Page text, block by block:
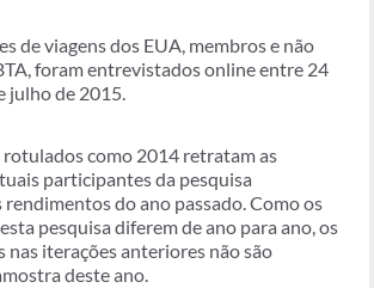
de viagens dos EUA, membros e não
foram entrevistados online entre 24
julho de 2015.
como 2014 retratam as
participantes da pesquisa
rendimentos do ano passado. Como os
pesquisa diferem de ano para ano, os
nas iterações anteriores não são
deste ano.